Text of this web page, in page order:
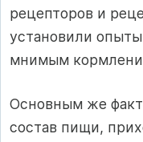
рецепторов и
установили
мнимым
Основным же
состав пищи,